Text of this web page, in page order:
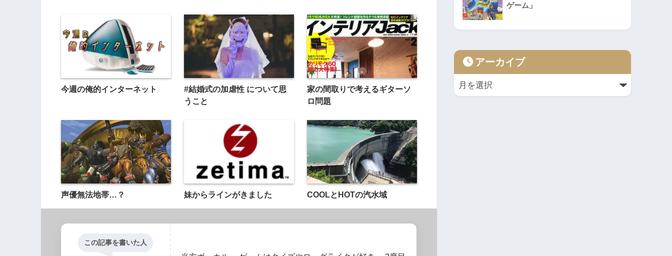
今週の俺的インターネット
#結婚式の加虐性 について思
うこと
家の間取りで考えるギターソ
ロ問題
声優無法地帯…？ 妹からラインがきました COOLとHOTの汽水域
この記事を書いた人
ゲーム」
アーカイブ